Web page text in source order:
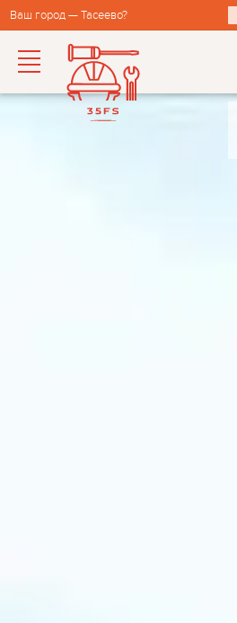
Ваш город — Тасеево?